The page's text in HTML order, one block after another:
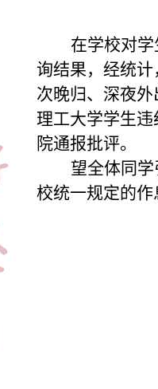
在学校对
询结果，经统
次晚归、深夜
理工大学学生
院通报批评。
望全体同
校统一规定的作